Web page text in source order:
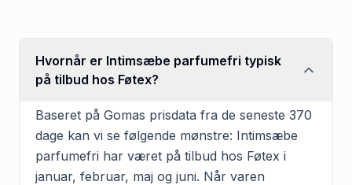
Hvornår er Intimsæbe parfumefri typisk
på tilbud hos Føtex?
Baseret på Gomas prisdata fra de seneste 370
dage kan vi se følgende mønstre: Intimsæbe
parfumefri har været på tilbud hos Føtex i
januar, februar, maj og juni. Når varen